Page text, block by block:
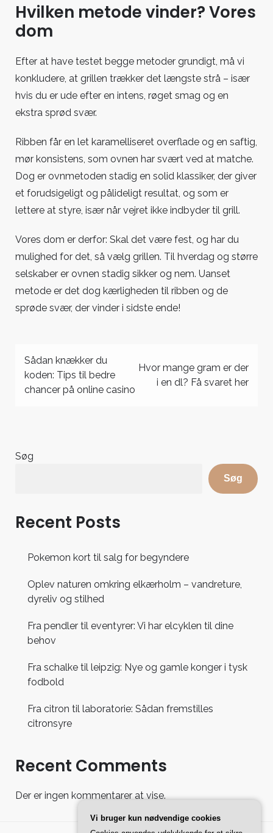
Hvilken metode vinder? Vores
dom
Efter at have testet begge metoder grundigt, må vi
konkludere, at grillen trækker det længste strå – især
hvis du er ude efter en intens, røget smag og en
ekstra sprød svær.
Ribben får en let karamelliseret overflade og en saftig,
mør konsistens, som ovnen har svært ved at matche.
Dog er ovnmetoden stadig en solid klassiker, der giver
et forudsigeligt og pålideligt resultat, og som er
lettere at styre, især når vejret ikke indbyder til grill.
Vores dom er derfor: Skal det være fest, og har du
mulighed for det, så vælg grillen. Til hverdag og større
selskaber er ovnen stadig sikker og nem. Uanset
metode er det dog kærligheden til ribben og de
sprøde svær, der vinder i sidste ende!
Indlægsnavigation
Sådan knækker du
koden: Tips til bedre
chancer på online casino
Hvor mange gram er der
i en dl? Få svaret her
Søg
Søg
Recent Posts
Pokemon kort til salg for begyndere
Oplev naturen omkring elkærholm – vandreture,
dyreliv og stilhed
Fra pendler til eventyrer: Vi har elcyklen til dine
behov
Fra schalke til leipzig: Nye og gamle konger i tysk
fodbold
Fra citron til laboratorie: Sådan fremstilles
citronsyre
Recent Comments
Der er ingen kommentarer at vise.
Vi bruger kun nødvendige cookies